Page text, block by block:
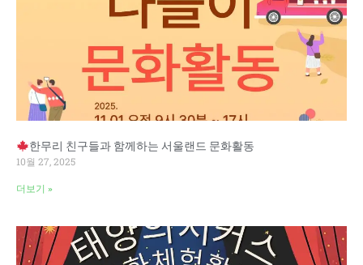
한무리 친구들과 함께하는 서울랜드 문화활동
10월 27, 2025
더보기 »